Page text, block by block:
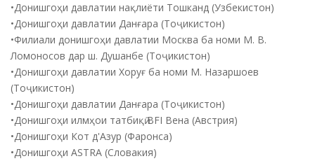
•Донишгоҳи давлатии нақлиёти Тошканд (Узбекистон)
•Донишгоҳи давлатии Данғара (Тоҷикистон)
•Филиали донишгоҳи давлатии Москва ба номи М. В.
Ломоносов дар ш. Душанбе (Тоҷикистон)
•Донишгоҳи давлатии Хоруғ ба номи М. Назаршоев
(Тоҷикистон)
•Донишгоҳи давлатии Данғара (Тоҷикистон)
•Донишгоҳи илмҳои татбиқӣ BFI Вена (Австрия)
•Донишгоҳи Кот д'Азур (Фаронса)
•Донишгоҳи ASTRA (Словакия)